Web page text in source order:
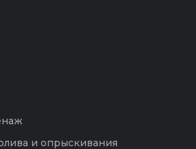
и опрыскивания